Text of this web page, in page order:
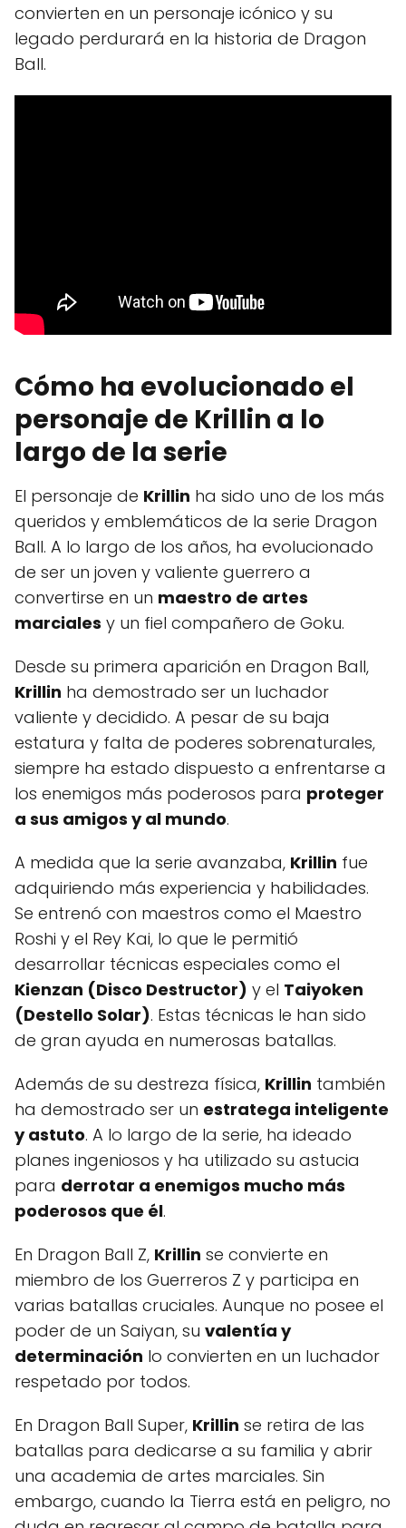
convierten en un personaje icónico y su
legado perdurará en la historia de Dragon
Ball.
Cómo ha evolucionado el
personaje de Krillin a lo
largo de la serie
El personaje de Krillin ha sido uno de los más
queridos y emblemáticos de la serie Dragon
Ball. A lo largo de los años, ha evolucionado
de ser un joven y valiente guerrero a
convertirse en un maestro de artes
marciales y un fiel compañero de Goku.
Desde su primera aparición en Dragon Ball,
Krillin ha demostrado ser un luchador
valiente y decidido. A pesar de su baja
estatura y falta de poderes sobrenaturales,
siempre ha estado dispuesto a enfrentarse a
los enemigos más poderosos para proteger
a sus amigos y al mundo.
A medida que la serie avanzaba, Krillin fue
adquiriendo más experiencia y habilidades.
Se entrenó con maestros como el Maestro
Roshi y el Rey Kai, lo que le permitió
desarrollar técnicas especiales como el
Kienzan (Disco Destructor) y el Taiyoken
(Destello Solar). Estas técnicas le han sido
de gran ayuda en numerosas batallas.
Además de su destreza física, Krillin también
ha demostrado ser un estratega inteligente
y astuto. A lo largo de la serie, ha ideado
planes ingeniosos y ha utilizado su astucia
para derrotar a enemigos mucho más
poderosos que él.
En Dragon Ball Z, Krillin se convierte en
miembro de los Guerreros Z y participa en
varias batallas cruciales. Aunque no posee el
poder de un Saiyan, su valentía y
determinación lo convierten en un luchador
respetado por todos.
En Dragon Ball Super, Krillin se retira de las
batallas para dedicarse a su familia y abrir
una academia de artes marciales. Sin
embargo, cuando la Tierra está en peligro, no